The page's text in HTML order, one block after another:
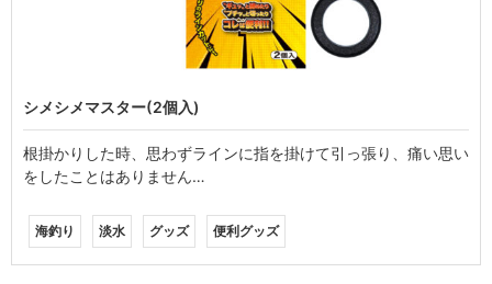
シメシメマスター(2個入)
根掛かりした時、思わずラインに指を掛けて引っ張り、痛い思い
をしたことはありません…
海釣り 淡水 グッズ 便利グッズ